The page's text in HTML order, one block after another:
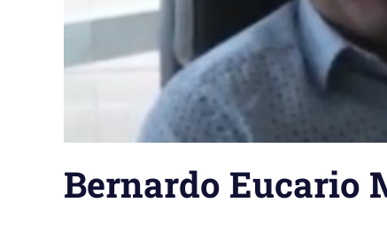
Bernardo Eucario